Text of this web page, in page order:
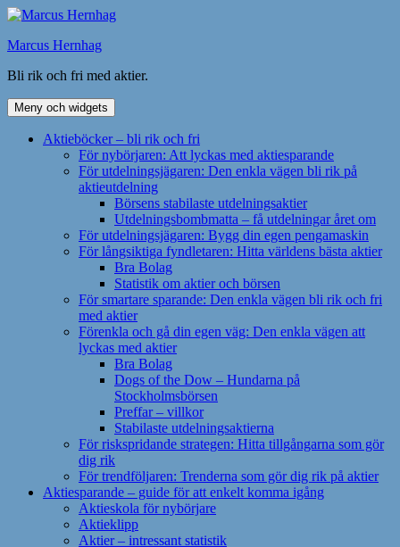
Hoppa
innehåll
Marcus Hernhag
Bli rik och fri med aktier.
Meny och widgets
Aktieböcker – bli rik och fri
För nybörjaren: Att lyckas med aktiesparande
För utdelningsjägaren: Den enkla vägen bli rik på
aktieutdelning
Börsens stabilaste utdelningsaktier
Utdelningsbombmatta – få utdelningar året om
För utdelningsjägaren: Bygg din egen pengamaskin
För långsiktiga fyndletaren: Hitta världens bästa aktier
Bra Bolag
Statistik om aktier och börsen
För smartare sparande: Den enkla vägen bli rik och fri
med aktier
Förenkla och gå din egen väg: Den enkla vägen att
lyckas med aktier
Bra Bolag
Dogs of the Dow – Hundarna på
Stockholmsbörsen
Preffar – villkor
Stabilaste utdelningsaktierna
För riskspridande strategen: Hitta tillgångarna som gör
dig rik
För trendföljaren: Trenderna som gör dig rik på aktier
Aktiesparande – guide för att enkelt komma igång
Aktieskola för nybörjare
Aktieklipp
Aktier – intressant statistik